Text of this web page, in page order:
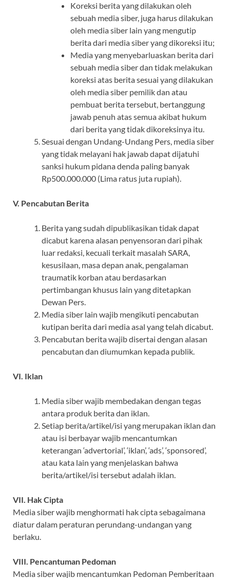
Koreksi berita yang dilakukan oleh
sebuah media siber, juga harus dilakukan
oleh media siber lain yang mengutip
berita dari media siber yang dikoreksi itu;
Media yang menyebarluaskan berita dari
sebuah media siber dan tidak melakukan
koreksi atas berita sesuai yang dilakukan
oleh media siber pemilik dan atau
pembuat berita tersebut, bertanggung
jawab penuh atas semua akibat hukum
dari berita yang tidak dikoreksinya itu.
Sesuai dengan Undang-Undang Pers, media siber
yang tidak melayani hak jawab dapat dijatuhi
sanksi hukum pidana denda paling banyak
Rp500.000.000 (Lima ratus juta rupiah).
V. Pencabutan Berita
Berita yang sudah dipublikasikan tidak dapat
dicabut karena alasan penyensoran dari pihak
luar redaksi, kecuali terkait masalah SARA,
kesusilaan, masa depan anak, pengalaman
traumatik korban atau berdasarkan
pertimbangan khusus lain yang ditetapkan
Dewan Pers.
Media siber lain wajib mengikuti pencabutan
kutipan berita dari media asal yang telah dicabut.
Pencabutan berita wajib disertai dengan alasan
pencabutan dan diumumkan kepada publik.
VI. Iklan
Media siber wajib membedakan dengan tegas
antara produk berita dan iklan.
Setiap berita/artikel/isi yang merupakan iklan dan
atau isi berbayar wajib mencantumkan
keterangan ‘advertorial’, ‘iklan’, ‘ads’, ‘sponsored’,
atau kata lain yang menjelaskan bahwa
berita/artikel/isi tersebut adalah iklan.
VII. Hak Cipta
Media siber wajib menghormati hak cipta sebagaimana
diatur dalam peraturan perundang-undangan yang
berlaku.
VIII. Pencantuman Pedoman
Media siber wajib mencantumkan Pedoman Pemberitaan